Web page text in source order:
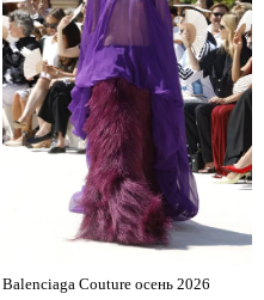
Balenciaga Couture осень 2026